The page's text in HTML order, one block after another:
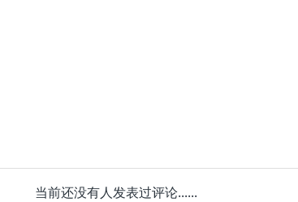
当前还没有人发表过评论......